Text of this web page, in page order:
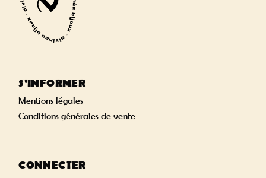
S'INFORMER
Mentions légales
Conditions générales de vente
CONNECTER